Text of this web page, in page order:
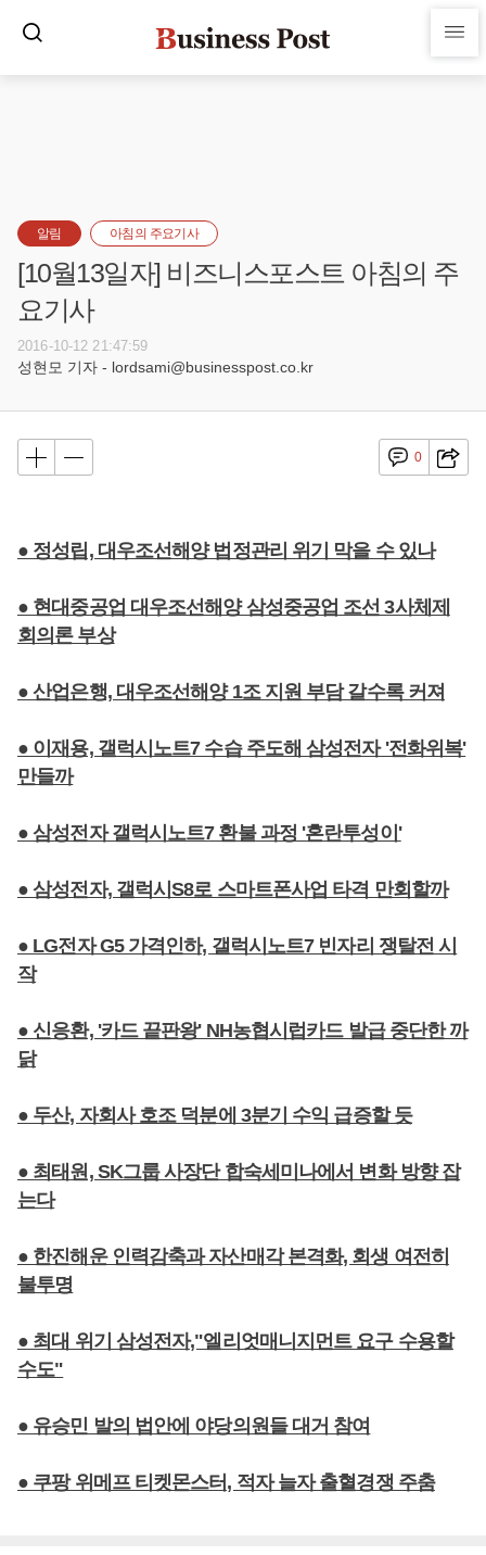
알림 아침의 주요기사
[10월13일자] 비즈니스포스트 아침의 주
요기사
2016-10-12 21:47:59
성현모 기자 - lordsami@businesspost.co.kr
0
● 정성립, 대우조선해양 법정관리 위기 막을 수 있나
● 현대중공업 대우조선해양 삼성중공업 조선 3사체제
회의론 부상
● 산업은행, 대우조선해양 1조 지원 부담 갈수록 커져
● 이재용, 갤럭시노트7 수습 주도해 삼성전자 '전화위복'
만들까
● 삼성전자 갤럭시노트7 환불 과정 '혼란투성이'
● 삼성전자, 갤럭시S8로 스마트폰사업 타격 만회할까
● LG전자 G5 가격인하, 갤럭시노트7 빈자리 쟁탈전 시
작
● 신응환, '카드 끝판왕' NH농협시럽카드 발급 중단한 까
닭
● 두산, 자회사 호조 덕분에 3분기 수익 급증할 듯
● 최태원, SK그룹 사장단 합숙세미나에서 변화 방향 잡
는다
● 한진해운 인력감축과 자산매각 본격화, 회생 여전히
불투명
● 최대 위기 삼성전자,"엘리엇매니지먼트 요구 수용할
수도"
● 유승민 발의 법안에 야당의원들 대거 참여
● 쿠팡 위메프 티켓몬스터, 적자 늘자 출혈경쟁 주춤